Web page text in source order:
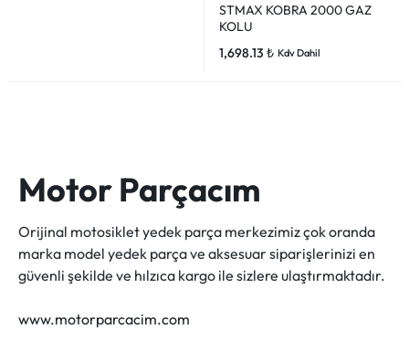
STMAX KOBRA 2000 GAZ
KOLU
1,698.13 ₺ Kdv Dahil
Motor Parçacım
Orijinal motosiklet yedek parça merkezimiz çok oranda
marka model yedek parça ve aksesuar siparişlerinizi en
güvenli şekilde ve hılzıca kargo ile sizlere ulaştırmaktadır.
www.motorparcacim.com